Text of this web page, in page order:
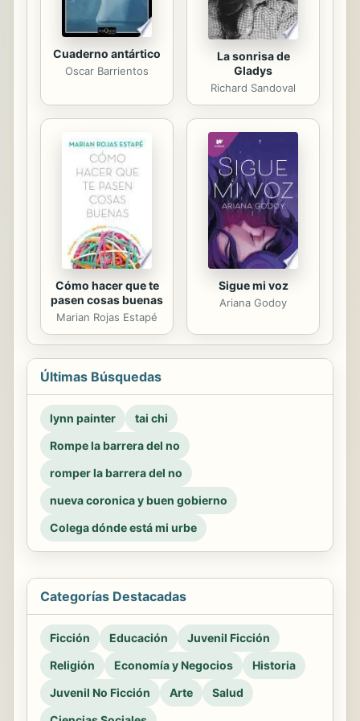
Cuaderno antártico
Oscar Barrientos
La sonrisa de
Gladys
Richard Sandoval
Cómo hacer que te
pasen cosas buenas
Marian Rojas Estapé
Sigue mi voz
Ariana Godoy
Últimas Búsquedas
lynn painter
tai chi
Rompe la barrera del no
romper la barrera del no
nueva coronica y buen gobierno
Colega dónde está mi urbe
Categorías Destacadas
Ficción Educación
Juvenil Ficción
Religión
Economía y Negocios
Historia
Juvenil No Ficción
Arte
Salud